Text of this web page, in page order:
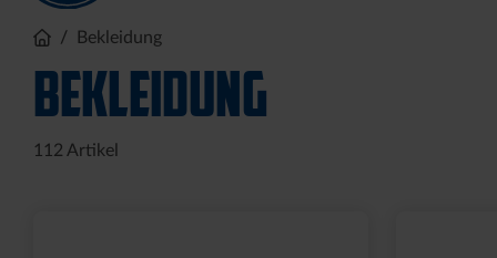
Bekleidung
BEKLEIDUNG
112 Artikel